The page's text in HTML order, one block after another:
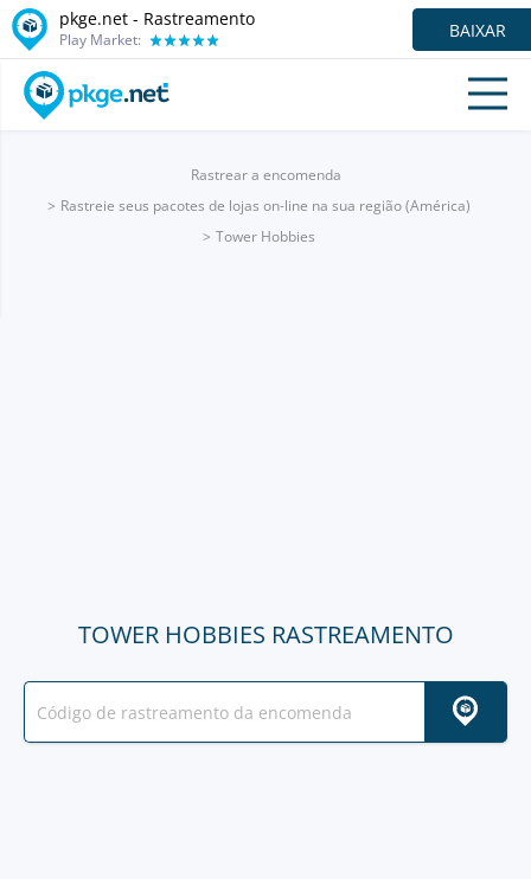
pkge.net - Rastreamento
Play Market: BAIXAR
Rastrear a encomenda
Rastreie seus pacotes de lojas on-line na sua região (América)
Tower Hobbies
TOWER HOBBIES RASTREAMENTO